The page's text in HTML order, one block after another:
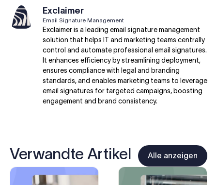
Exclaimer
Email Signature Management
Exclaimer is a leading email signature management
solution that helps IT and marketing teams centrally
control and automate professional email signatures.
It enhances efficiency by streamlining deployment,
ensures compliance with legal and branding
standards, and enables marketing teams to leverage
email signatures for targeted campaigns, boosting
engagement and brand consistency.
Verwandte Artikel Alle anzeigen